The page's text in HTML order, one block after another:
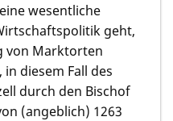
wesentliche
geht,
von Marktorten
diesem Fall des
durch den Bischof
(angeblich) 1263